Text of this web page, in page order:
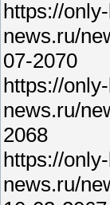
https://
news.ru/
07-2070
https://
news.ru/
2068
https://
news.ru/